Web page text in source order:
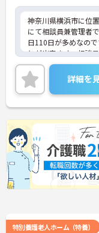
神奈川県横浜市に位
にて相談員兼管理者
日110日が多めなの
とが出来ます。相談
育成を前提としてお
対策ポイントなどお
合わせください。
詳細を
特別養護老人ホーム（特養）